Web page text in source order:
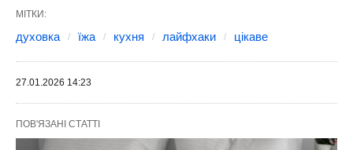
МІТКИ:
духовка їжа кухня лайфхаки цікаве
27.01.2026 14:23
ПОВ'ЯЗАНІ СТАТТІ